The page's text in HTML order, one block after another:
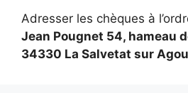
Adresser les chèques à
Jean Pougnet 54, hameau
34330 La Salvetat sur